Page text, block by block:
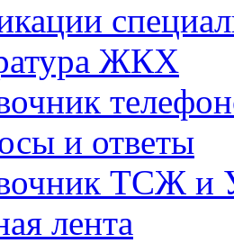
ЖКХ
и ответы
ТСЖ и
лента